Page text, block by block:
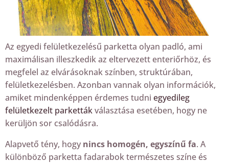
Az egyedi felületkezelésű parketta olyan padló, ami
maximálisan illeszkedik az eltervezett enteriőrhöz, és
megfelel az elvárásoknak színben, struktúrában,
felületkezelésben. Azonban vannak olyan információk,
amiket mindenképpen érdemes tudni egyedileg
felületkezelt parkettákválasztása esetében, hogy ne
kerüljön sor csalódásra.
Alapvető tény, hogy nincs homogén, egyszínű fa. A
különböző parketta fadarabok természetes színe és